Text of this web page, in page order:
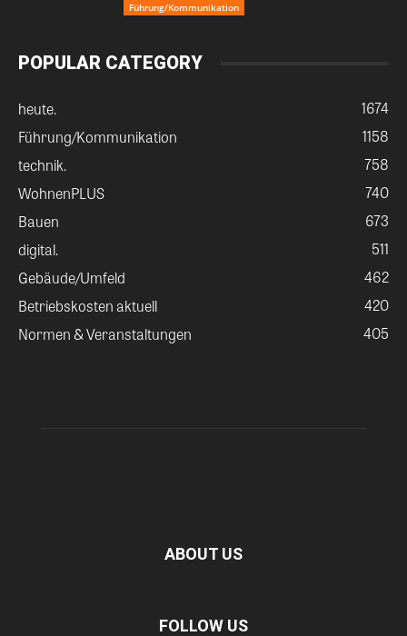
Führung/Kommunikation
POPULAR CATEGORY
heute.
1674
Führung/Kommunikation
1158
technik.
758
WohnenPLUS
740
Bauen
673
digital.
511
Gebäude/Umfeld
462
Betriebskosten aktuell
420
Normen & Veranstaltungen
405
ABOUT US
FOLLOW US